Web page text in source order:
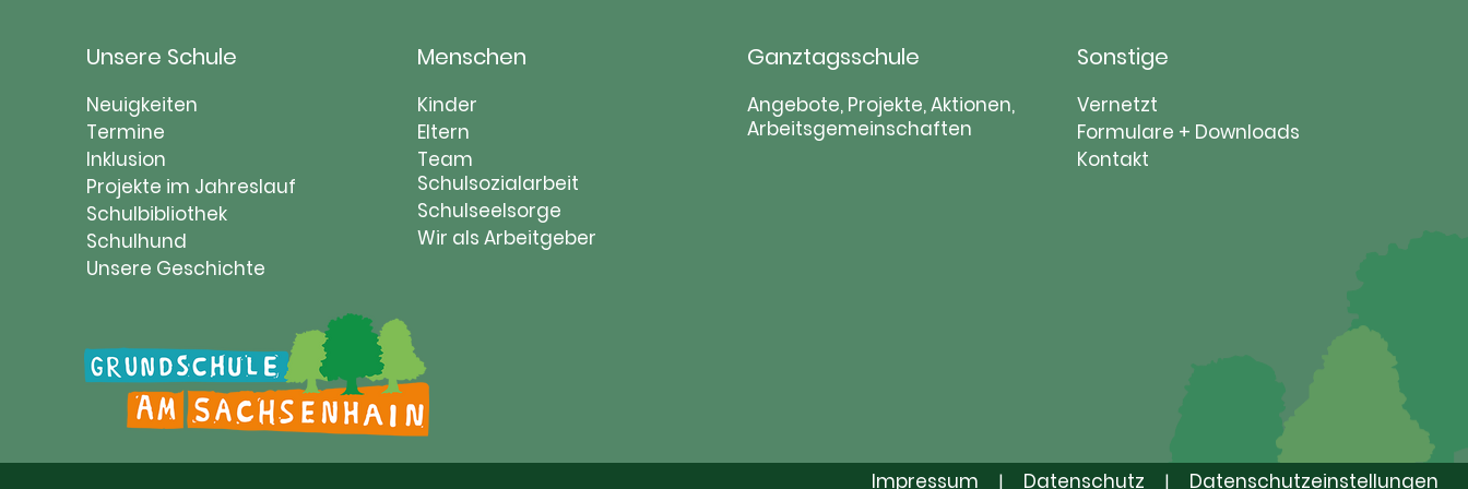
Unsere Schule
Navigation
überspringen
Neuigkeiten
Termine
Inklusion
Projekte im Jahreslauf
Schulbibliothek
Schulhund
Unsere Geschichte
Menschen
Navigation
überspringen
Kinder
Eltern
Team
Schulsozialarbeit
Schulseelsorge
Wir als Arbeitgeber
Ganztagsschule
Navigation
überspringen
Angebote, Projekte, Aktionen,
Arbeitsgemeinschaften
Sonstige
Navigation
überspringen
Vernetzt
Formulare + Downloads
Kontakt
Impressum | Datenschutz | Datenschutzeinstellungen